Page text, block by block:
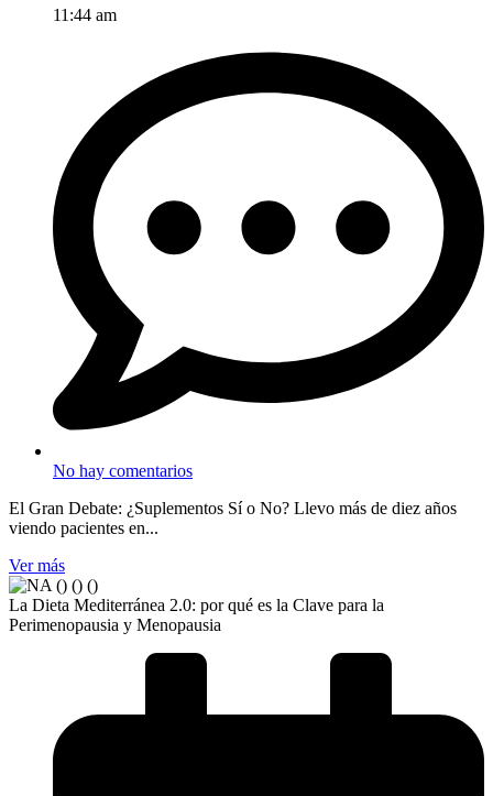
11:44 am
No hay comentarios
El Gran Debate: ¿Suplementos Sí o No? Llevo más de diez años
viendo pacientes en...
Ver más
La Dieta Mediterránea 2.0: por qué es la Clave para la
Perimenopausia y Menopausia